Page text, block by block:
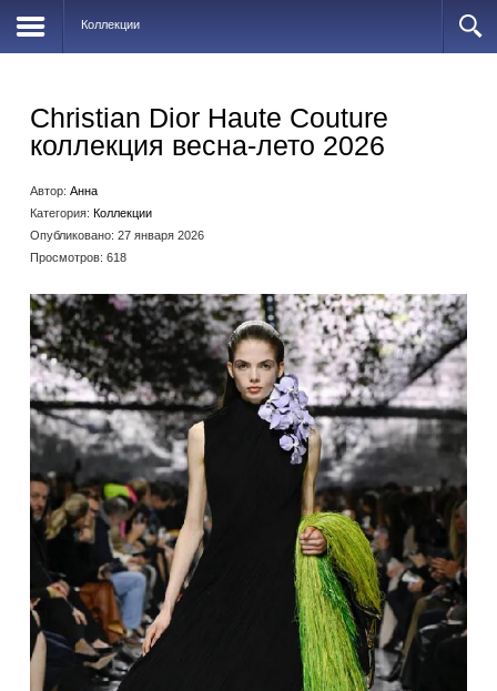
Коллекции
Christian Dior Haute Couture
коллекция весна-лето 2026
Автор: Анна
Категория: Коллекции
Опубликовано: 27 января 2026
Просмотров: 618